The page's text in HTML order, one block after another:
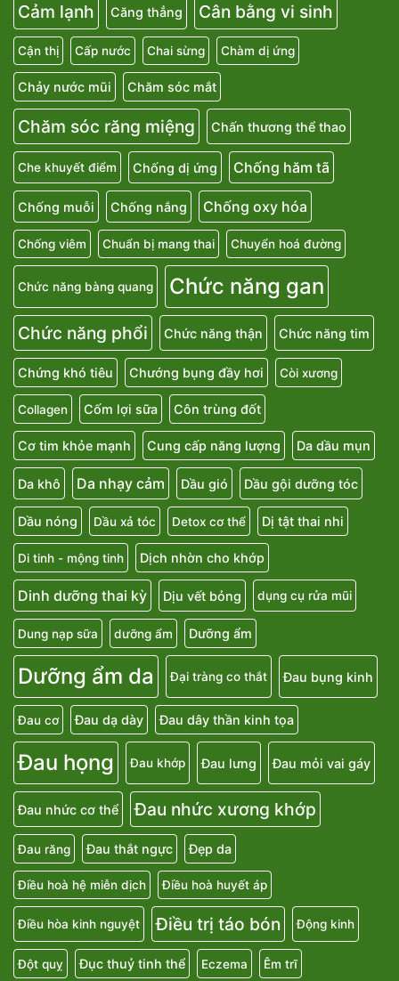
Cảm lạnh Căng thẳng Cân bằng vi sinh
Cận thị Cấp nước Chai sừng Chàm dị ứng
Chảy nước mũi Chăm sóc mắt
Chăm sóc răng miệng Chấn thương thể thao
Che khuyết điểm Chống dị ứng Chống hăm tã
Chống muỗi Chống nắng Chống oxy hóa
Chống viêm Chuẩn bị mang thai Chuyển hoá đường
Chức năng bàng quang Chức năng gan
Chức năng phổi Chức năng thận Chức năng tim
Chứng khó tiêu Chướng bụng đầy hơi Còi xương
Collagen Cốm lợi sữa Côn trùng đốt
Cơ tim khỏe mạnh Cung cấp năng lượng Da dầu mụn
Da khô Da nhạy cảm Dầu gió Dầu gội dưỡng tóc
Dầu nóng Dầu xả tóc Detox cơ thể Dị tật thai nhi
Di tinh - mộng tinh Dịch nhờn cho khớp
Dinh dưỡng thai kỳ Dịu vết bỏng dụng cụ rửa mũi
Dung nạp sữa dưỡng ẩm Dưỡng ẩm
Dưỡng ẩm da Đại tràng co thắt Đau bụng kinh
Đau cơ Đau dạ dày Đau dây thần kinh tọa
Đau họng Đau khớp Đau lưng Đau mỏi vai gáy
Đau nhức cơ thể Đau nhức xương khớp
Đau răng Đau thắt ngực Đẹp da
Điều hoà hệ miễn dịch Điều hoà huyết áp
Điều hòa kinh nguyệt Điều trị táo bón Động kinh
Đột quỵ Đục thuỷ tinh thể Eczema Êm trĩ